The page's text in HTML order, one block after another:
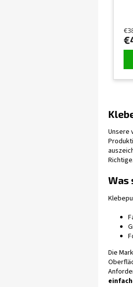
Unsere
Was
Die